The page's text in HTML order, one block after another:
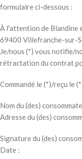
formulaire ci-dessous :
À l'attention de Blandine
69400 Villefranche-sur-
Je/nous (*) vous notifie/
rétractation du contrat
Commandé le (*)/reçu le
Nom du (des)
Adresse du (des)
Signature du (des)
Date :